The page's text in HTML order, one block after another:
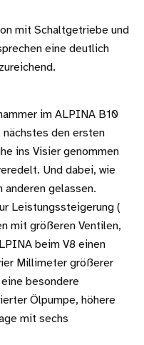
mit Schaltgetriebe und
eine deutlich
im ALPINA B10
nächstes den ersten
ins Visier genommen
Und dabei, wie
anderen gelassen.
Leistungssteigerung (
mit größeren Ventilen,
beim V8 einen
Millimeter größerer
besondere
Ölpumpe, höhere
mit sechs